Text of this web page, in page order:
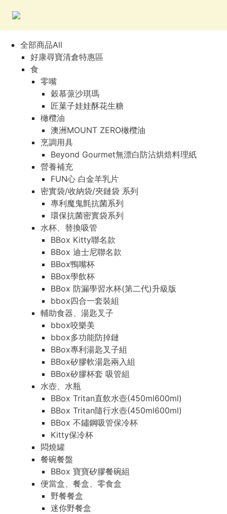
全部商品All
好康尋寶清倉特惠區
食
零嘴
穀慕蒎沙琪瑪
匠菓子娃娃酥花生糖
橄欖油
澳洲MOUNT ZERO橄欖油
烹調用具
Beyond Gourmet無漂白防沾烘焙料理紙
營養補充
FUN心 白金羊乳片
密實袋/收納袋/夾鏈袋 系列
專利魔鬼氈抗菌系列
環保抗菌密實袋系列
水杯、替換吸管
BBox Kitty聯名款
BBox 迪士尼聯名款
BBox鴨嘴杯
BBox學飲杯
BBox 防漏學習水杯(第二代)升級版
bbox四合一套裝組
輔助食器、湯匙叉子
bbox咬樂美
bbox多功能防掉鏈
BBox專利湯匙叉子組
BBox矽膠軟湯匙兩入組
BBox矽膠杯套 吸管組
水壺、水瓶
BBox Tritan直飲水壺(450ml600ml)
BBox Tritan隨行水壺(450ml600ml)
BBox 不鏽鋼吸管保冷杯
Kitty保冷杯
悶燒罐
餐碗餐盤
BBox 寶寶矽膠餐碗組
便當盒、餐盒、零食盒
野餐餐盒
迷你野餐盒